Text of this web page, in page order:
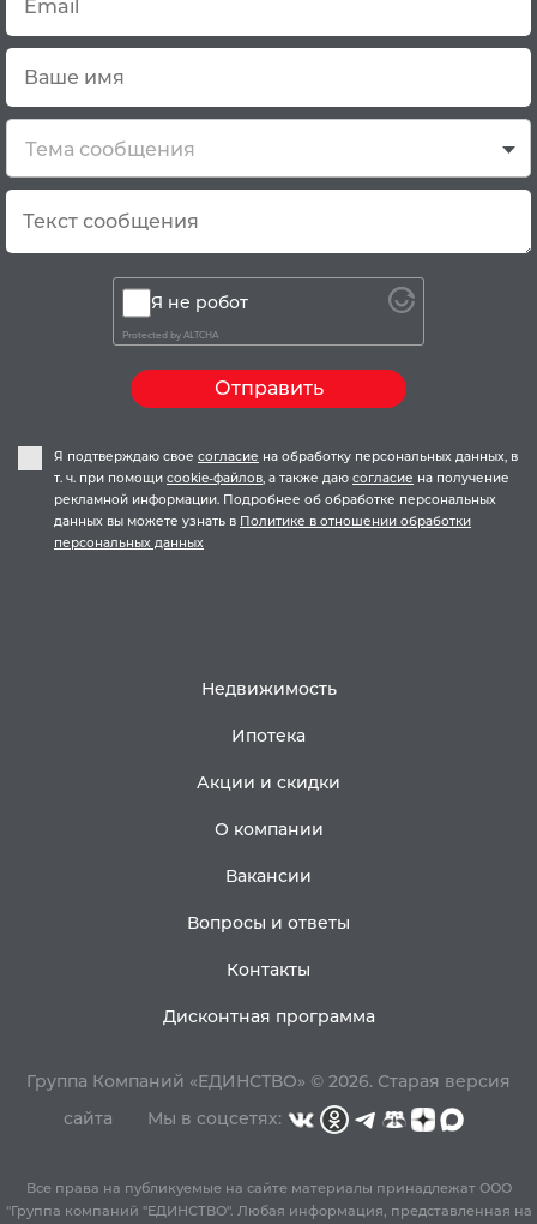
Тема сообщения
Я не робот
Protected by ALTCHA
Отправить
Я подтверждаю свое согласие на обработку персональных данных, в
т. ч. при помощи cookie-файлов, а также даю согласие на получение
рекламной информации. Подробнее об обработке персональных
данных вы можете узнать в Политике в отношении обработки
персональных данных
Недвижимость
Ипотека
Акции и скидки
О компании
Вакансии
Вопросы и ответы
Контакты
Дисконтная программа
Группа Компаний «ЕДИНСТВО» © 2026. Старая версия
сайта
Мы в соцсетях:
Все права на публикуемые на сайте материалы принадлежат ООО
"Группа компаний "ЕДИНСТВО". Любая информация, представленная на